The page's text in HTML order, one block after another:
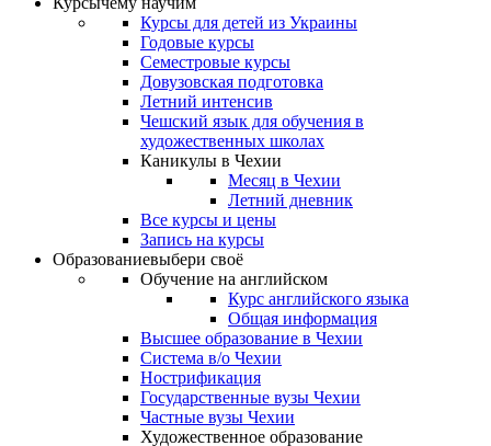
Курсы для детей из Украины
Годовые курсы
Семестровые курсы
Довузовская подготовка
Летний интенсив
Чешский язык для обучения в
художественных школах
Каникулы в Чехии
Месяц в Чехии
Летний дневник
Все курсы и цены
Запись на курсы
Образованиевыбери своё
Обучение на английском
Курс английского языка
Общая информация
Высшее образование в Чехии
Система в/о Чехии
Нострификация
Государственные вузы Чехии
Частные вузы Чехии
Художественное образование